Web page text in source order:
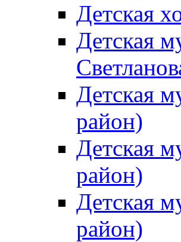
Детская
Детская
Детская
район)
Детская
район)
Детская
район)